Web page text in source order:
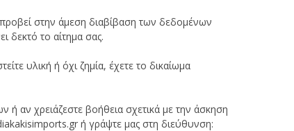
στην άμεση διαβίβαση των δεδομένων
δεκτό το αίτημα σας.
υλική ή όχι ζημία, έχετε το δικαίωμα
ή αν χρειάζεστε βοήθεια σχετικά με την άσκηση
ή γράψτε μας στη διεύθυνση: